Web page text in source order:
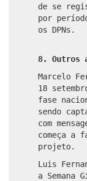
de se
por
os DPNs.
8. Outros
Marcelo
18
fase
sendo
com
começa a
projeto.
Luis
a Semana